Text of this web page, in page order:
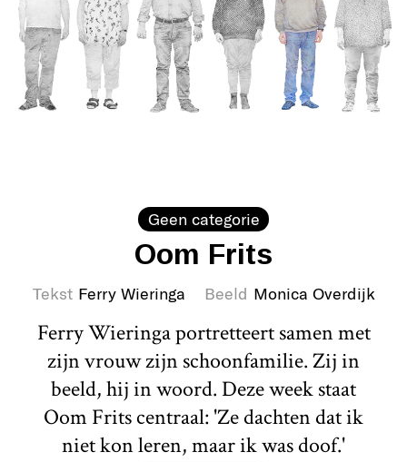
Geen categorie
Oom Frits
Tekst Ferry Wieringa Beeld Monica Overdijk
Ferry Wieringa portretteert samen met
zijn vrouw zijn schoonfamilie. Zij in
beeld, hij in woord. Deze week staat
Oom Frits centraal: 'Ze dachten dat ik
niet kon leren, maar ik was doof.'